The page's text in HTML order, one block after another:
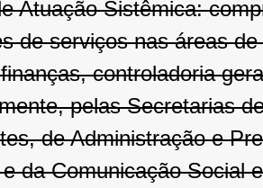
Atuação Sistêmica:
de serviços nas áreas
controladoria
pelas Secretarias
de Administração e
da Comunicação Social